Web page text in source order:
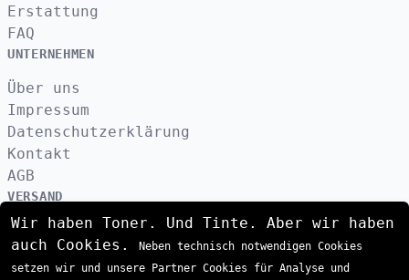
Erstattung
FAQ
UNTERNEHMEN
Über uns
Impressum
Datenschutzerklärung
Kontakt
AGB
VERSAND
ZAHLUNGSARTEN
Wir haben Toner. Und Tinte. Aber wir haben
auch Cookies.
Neben technisch notwendigen Cookies
setzen wir und unsere Partner Cookies für Analyse und